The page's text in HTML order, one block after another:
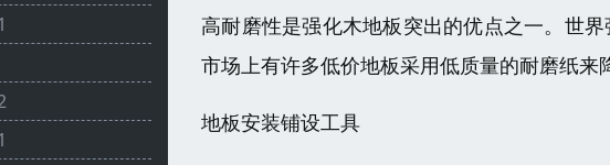
高耐磨性是强化木地板突出的优点之一。世
市场上有许多低价地板采用低质量的耐磨纸来
地板安装铺设工具